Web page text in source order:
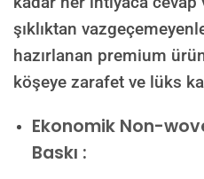
şıklıktan
hazırlanan premium
köşeye zarafet ve lüks
Ekonomik Non-
Baskı :